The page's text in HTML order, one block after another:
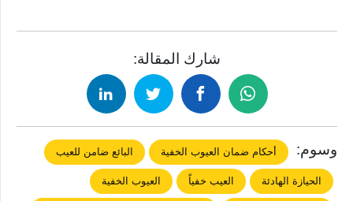
شارك المقالة:
وسوم: أحكام ضمان العيوب الخفية البائع ضامن للعيب
الحيازة الهادئة العيب خفياً العيوب الخفية